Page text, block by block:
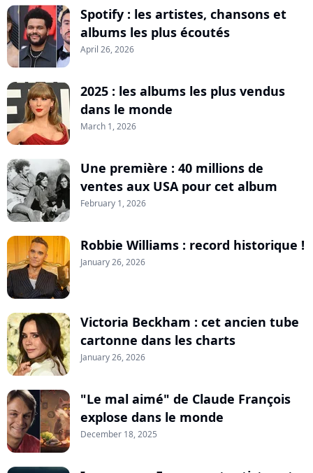
Spotify : les artistes, chansons et
albums les plus écoutés
April 26, 2026
2025 : les albums les plus vendus
dans le monde
March 1, 2026
Une première : 40 millions de
ventes aux USA pour cet album
February 1, 2026
Robbie Williams : record historique !
January 26, 2026
Victoria Beckham : cet ancien tube
cartonne dans les charts
January 26, 2026
"Le mal aimé" de Claude François
explose dans le monde
December 18, 2025